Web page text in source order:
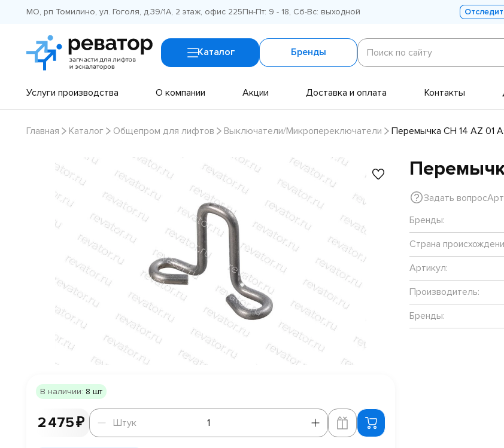
МО, рп Томилино, ул. Гоголя, д.39/1А, 2 этаж, офис 225Пн-Пт: 9 - 18, Сб-Вс: выходной
Каталог Бренды
Поиск
по
сайту
Поиск по сайту
Услуги производства О компании Акции Доставка и оплата Контакты
Главная Каталог Общепром для лифтов Выключатели/Микропереключатели Перемычка CH 14 AZ 01
Задать вопрос
В наличии: 8 шт
2 475 ₽
Штук
Штук
Бренды:
Страна
Артикул:
Производитель:
Бренды: